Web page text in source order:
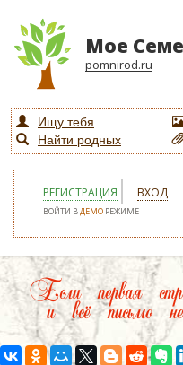
Мое
pomnirod.ru
Ищу тебя
Найти родных
РЕГИСТРАЦИЯ ВХОД
ВОЙТИ ВДЕМО РЕЖИМЕ
Если первая
и всё письмо